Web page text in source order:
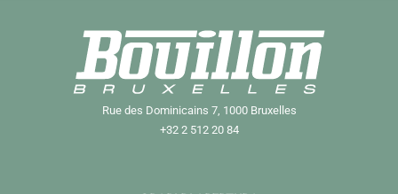
Rue des Dominicains 7, 1000 Bruxelles
+32 2 512 20 84